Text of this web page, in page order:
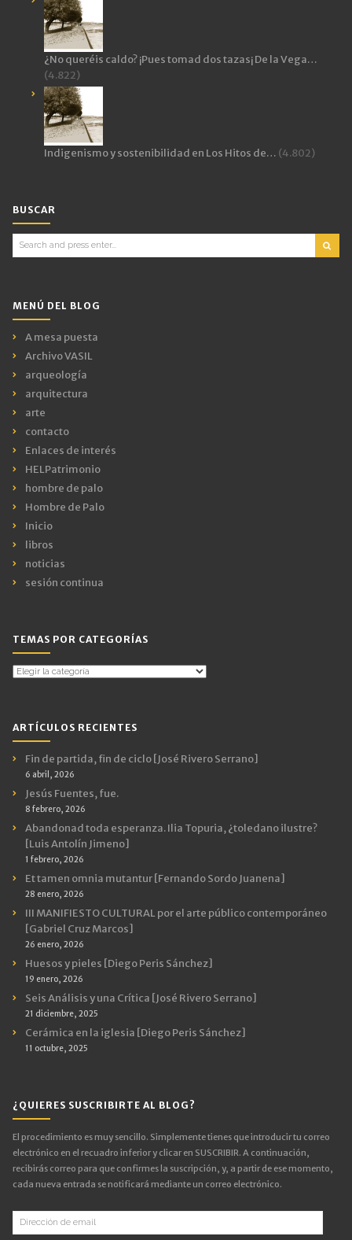
¿No queréis caldo? ¡Pues tomad dos tazas¡ De la Vega…
(4.822)
Indigenismo y sostenibilidad en Los Hitos de… (4.802)
BUSCAR
Search
for:
MENÚ DEL BLOG
A mesa puesta
Archivo VASIL
arqueología
arquitectura
arte
contacto
Enlaces de interés
HELPatrimonio
hombre de palo
Hombre de Palo
Inicio
libros
noticias
sesión continua
TEMAS POR CATEGORÍAS
Temas
ARTÍCULOS RECIENTES
Fin de partida, fin de ciclo [José Rivero Serrano]
6 abril, 2026
Jesús Fuentes, fue.
8 febrero, 2026
Abandonad toda esperanza. Ilia Topuria, ¿toledano ilustre?
[Luis Antolín Jimeno]
1 febrero, 2026
Et tamen omnia mutantur [Fernando Sordo Juanena]
28 enero, 2026
III MANIFIESTO CULTURAL por el arte público contemporáneo
[Gabriel Cruz Marcos]
26 enero, 2026
Huesos y pieles [Diego Peris Sánchez]
19 enero, 2026
Seis Análisis y una Crítica [José Rivero Serrano]
21 diciembre, 2025
Cerámica en la iglesia [Diego Peris Sánchez]
11 octubre, 2025
¿QUIERES SUSCRIBIRTE AL BLOG?
El procedimiento es muy sencillo. Simplemente tienes que introducir tu correo
electrónico en el recuadro inferior y clicar en SUSCRIBIR. A continuación,
recibirás correo para que confirmes la suscripción, y, a partir de ese momento,
cada nueva entrada se notificará mediante un correo electrónico.
Dirección
de